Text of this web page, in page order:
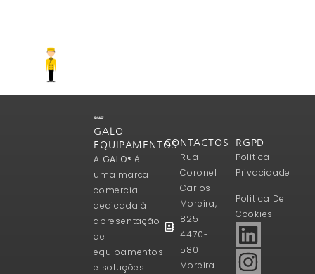
GALO
EQUIPAMENTOS
A GALO® é
uma marca
comercial
dedicada à
apresentação
de
equipamentos
e soluções
CONTACTOS
Rua
Coronel
Carlos
Moreira,
825
4470-
580
Moreira |
RGPD
Politica
Privacidade
Politica De
Cookies